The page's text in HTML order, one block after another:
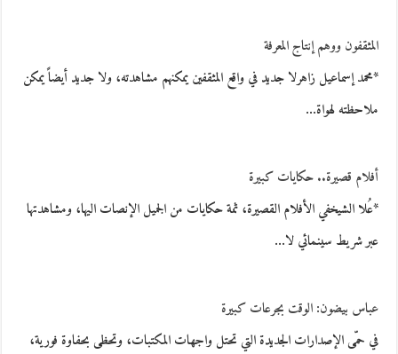
المثقفون ووهم إنتاج المعرفة
*محمد إسماعيل زاهرلا جديد في واقع المثقفين يمكنهم مشاهدته، ولا جديد أيضاً يمكن
ملاحظته لهواة…
أفلام قصيرة.. حكايات كبيرة
*عُلا الشيخفي الأفلام القصيرة، ثمة حكايات من الجميل الإنصات اليها، ومشاهدتها
عبر شريط سينمائي لا…
عباس بيضون: الوقت بجرعات كبيرة
في حمّى الإصدارات الجديدة التي تحتل واجهات المكتبات، وتحظى بحفاوة فورية،